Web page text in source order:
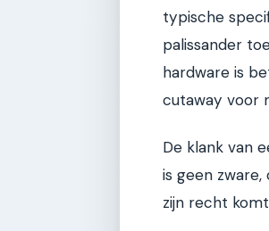
typische
palissander
hardware is
cutaway voor
De klank van
is geen
zijn recht